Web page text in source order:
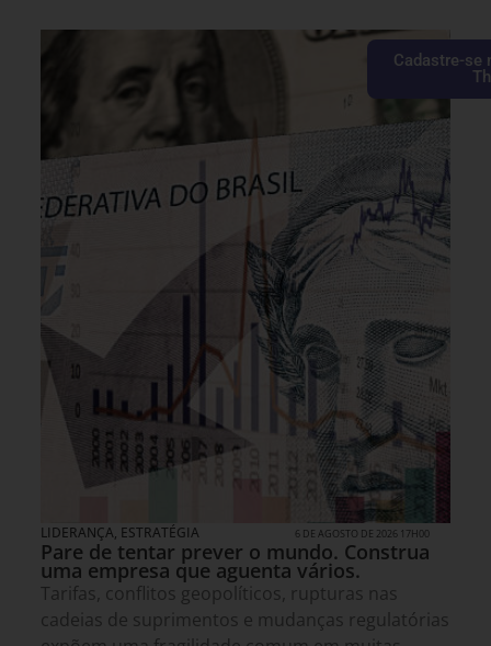
LIDERANÇA, ESTRATÉGIA 6 DE AGOSTO DE 2026 17H00
Pare de tentar prever o mundo. Construa
uma empresa que aguenta vários.
Tarifas, conflitos geopolíticos, rupturas nas
cadeias de suprimentos e mudanças regulatórias
Cadastre-se